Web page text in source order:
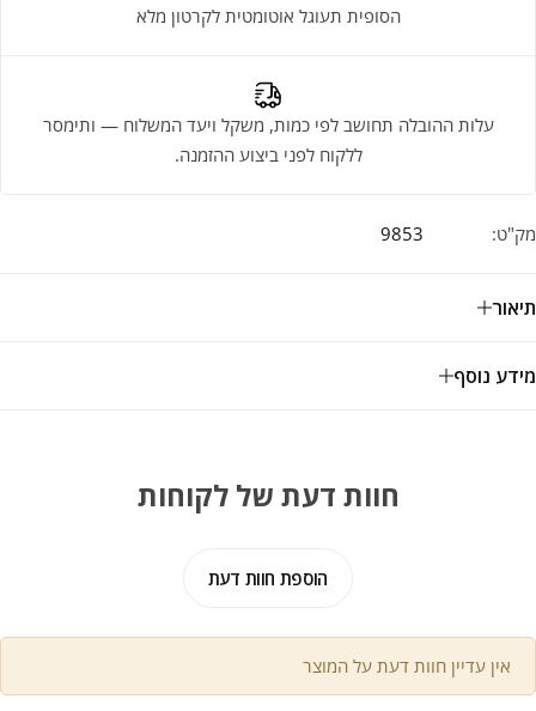
הסופית תעוגל אוטומטית לקרטון מלא
עלות ההובלה תחושב לפי כמות, משקל ויעד המשלוח — ותימסר
ללקוח לפני ביצוע ההזמנה.
מק"ט: 9853
תיאור
מידע נוסף
חוות דעת של לקוחות
הוספת חוות דעת
אין עדיין חוות דעת על המוצר